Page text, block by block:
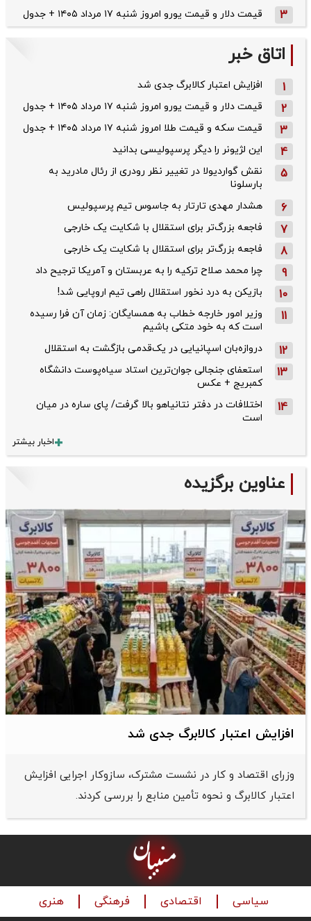
3 قیمت دلار و قیمت یورو امروز شنبه ۱۷ مرداد ۱۴۰۵ + جدول
اتاق خبر
1 افزایش اعتبار کالابرگ جدی شد
2 قیمت دلار و قیمت یورو امروز شنبه ۱۷ مرداد ۱۴۰۵ + جدول
3 قیمت سکه و قیمت طلا امروز شنبه ۱۷ مرداد ۱۴۰۵ + جدول
4 این لژیونر را دیگر پرسپولیسی بدانید
5
نقش گواردیولا در تغییر نظر رودری از رئال مادرید به
بارسلونا
6 هشدار مهدی تارتار به جاسوس تیم پرسپولیس
7 فاجعه بزرگ‌تر برای استقلال با شکایت یک خارجی
8 فاجعه بزرگ‌تر برای استقلال با شکایت یک خارجی
9 چرا محمد صلاح ترکیه را به عربستان و آمریکا ترجیح داد
10 بازیکن به درد نخور استقلال راهی تیم اروپایی شد!
11
وزیر امور خارجه خطاب به همسایگان: زمان آن فرا رسیده
است که به خود متکی باشیم
12 دروازه‌بان اسپانیایی در یک‌قدمی بازگشت به استقلال
13
استعفای جنجالی جوان‌ترین استاد سیاه‌پوست دانشگاه
کمبریج + عکس
14
اختلافات در دفتر نتانیاهو بالا گرفت/ پای ساره در میان
است
اخبار بیشتر
عناوین برگزیده
افزایش اعتبار کالابرگ جدی شد
وزرای اقتصاد و کار در نشست مشترک، سازوکار اجرایی افزایش
اعتبار کالابرگ و نحوه تأمین منابع را بررسی کردند.
سیاسی اقتصادی فرهنگی هنری